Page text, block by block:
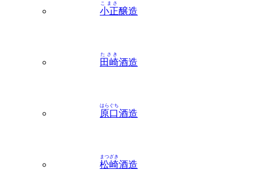
小正
こまさ
醸造
田崎
たさき
酒造
原口
はらぐち
酒造
松崎
まつざき
酒造